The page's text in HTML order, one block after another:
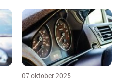
07 oktober 2025